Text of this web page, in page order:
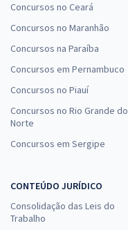
Concursos no Ceará
Concursos no Maranhão
Concursos na Paraíba
Concursos em Pernambuco
Concursos no Piauí
Concursos no Rio Grande do
Norte
Concursos em Sergipe
CONTEÚDO JURÍDICO
Consolidação das Leis do
Trabalho